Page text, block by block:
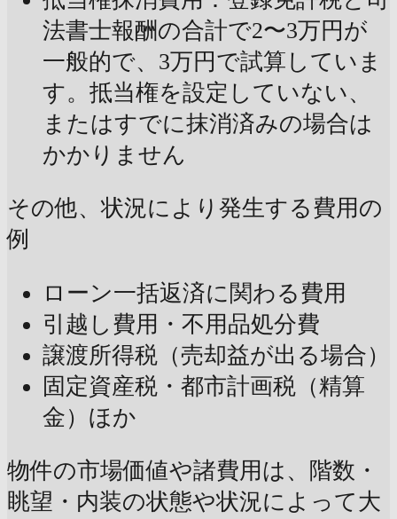
法書士報酬の合計で2〜3万円が
一般的で、3万円で試算していま
す。抵当権を設定していない、
またはすでに抹消済みの場合は
かかりません
その他、状況により発生する費用の
例
ローン一括返済に関わる費用
引越し費用・不用品処分費
譲渡所得税（売却益が出る場合）
固定資産税・都市計画税（精算
金）ほか
物件の市場価値や諸費用は、階数・
眺望・内装の状態や状況によって大